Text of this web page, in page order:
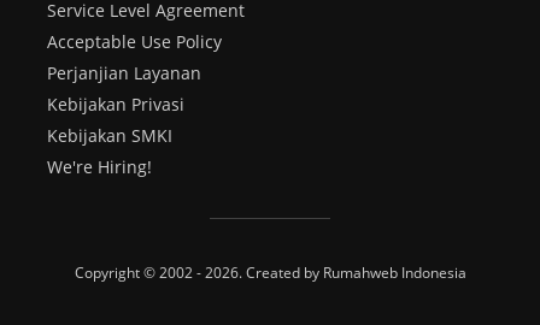
Service Level Agreement
Acceptable Use Policy
Perjanjian Layanan
Kebijakan Privasi
Kebijakan SMKI
We're Hiring!
Copyright © 2002 - 2026. Created by Rumahweb Indonesia